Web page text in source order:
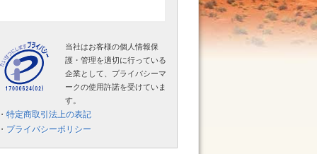
当社はお客様の個人情報保
護・管理を適切に行っている
企業として、プライバシーマ
ークの使用許諾を受けていま
す。
・ 特定商取引法上の表記
・ プライバシーポリシー